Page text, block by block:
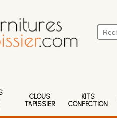
CLOUS
TAPISSIER
KITS
CONFECTION